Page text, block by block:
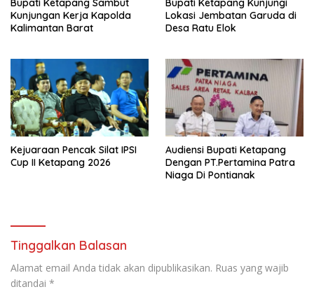
Bupati Ketapang Sambut
Kunjungan Kerja Kapolda
Kalimantan Barat
Bupati Ketapang Kunjungi
Lokasi Jembatan Garuda di
Desa Ratu Elok
Kejuaraan Pencak Silat IPSI
Cup II Ketapang 2026
Audiensi Bupati Ketapang
Dengan PT.Pertamina Patra
Niaga Di Pontianak
Tinggalkan Balasan
Alamat email Anda tidak akan dipublikasikan. Ruas yang wajib
ditandai *